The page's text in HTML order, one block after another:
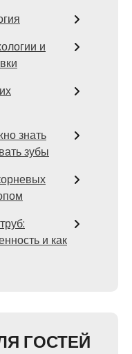
и
знать
зубы
и как
ГОСТЕЙ